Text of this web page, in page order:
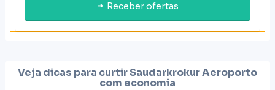
Receber ofertas
Veja dicas para curtirSaudarkrokur Aeroporto
com economia